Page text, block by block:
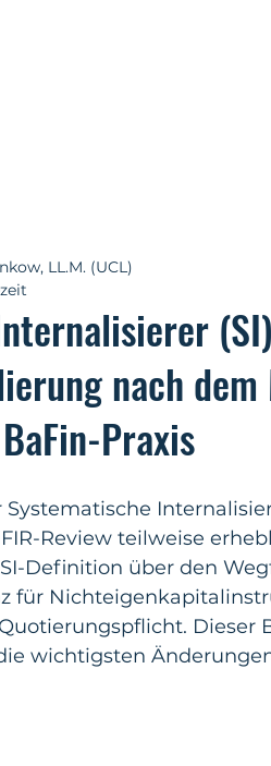
nach
Praxis
LL.M. (UCL)
Review teilweise
Definition über den
für
Dieser
wichtigsten